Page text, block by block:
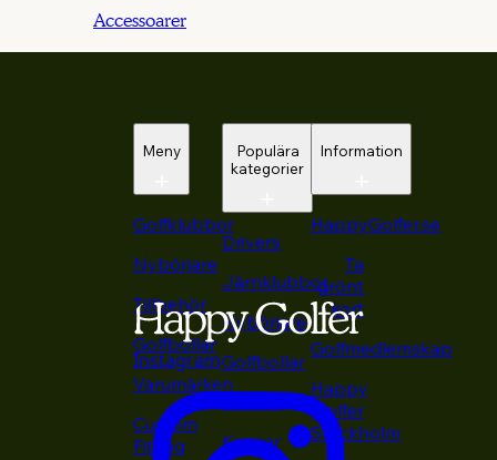
Accessoarer
Meny
Golfklubbor
Nybörjare
Tillbehör
Golfbollar
Varumärken
Custom
Fitting
Populära
kategorier
Drivers
Järnklubbor
Nybörjare
Golfbollar
Kepsar
Information
HappyGolfer.se
Ta
grönt
kort
Golfmedlemskap
Happy
Golfer
Stockholm
Instagram